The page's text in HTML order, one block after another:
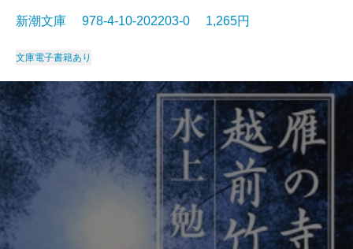
新潮文庫 978-4-10-202203-0 1,265円
文庫電子書籍あり